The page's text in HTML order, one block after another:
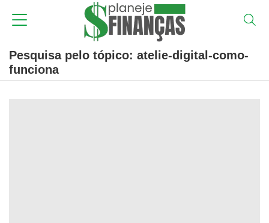
Pesquisa pelo tópico: atelie-digital-como-
funciona